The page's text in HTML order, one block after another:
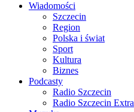
Wiadomości
Szczecin
Region
Polska i świat
Sport
Kultura
Biznes
Podcasty
Radio Szczecin
Radio Szczecin Extra